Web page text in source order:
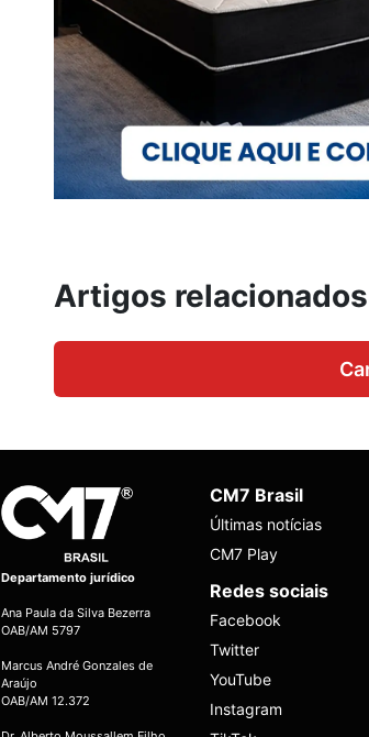
Artigos relacionados
Departamento jurídico
Ana Paula da Silva Bezerra
OAB/AM 5797
Marcus André Gonzales de
Araújo
OAB/AM 12.372
CM7 Brasil
Últimas notícias
CM7 Play
Redes sociais
Facebook
Twitter
YouTube
Instagram